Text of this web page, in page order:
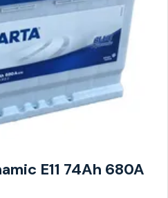
E11 74Ah 680A